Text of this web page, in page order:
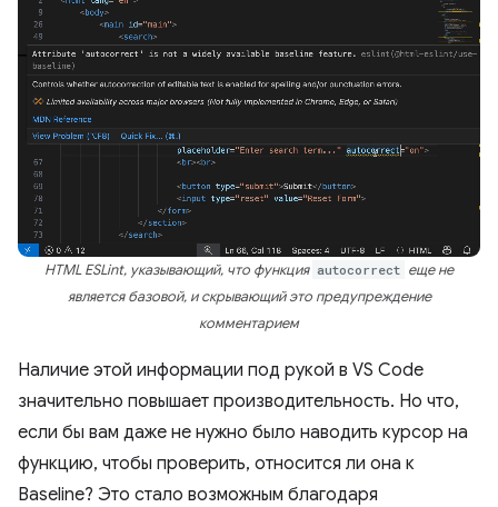
HTML ESLint, указывающий, что функция autocorrect еще не
является базовой, и скрывающий это предупреждение
комментарием
Наличие этой информации под рукой в ​​VS Code
значительно повышает производительность. Но что,
если бы вам даже не нужно было наводить курсор на
функцию, чтобы проверить, относится ли она к
Baseline? Это стало возможным благодаря